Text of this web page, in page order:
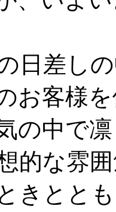
日差し
お客様
の中で
的な雰
きとと